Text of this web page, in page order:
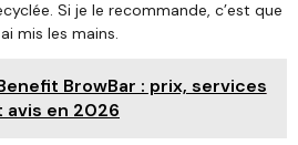
Si je le recommande, c’est que
ai mis les mains.
BrowBar : prix, services
avis en 2026